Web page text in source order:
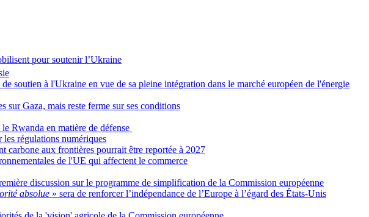
pour soutenir l’Ukraine
soutien à l'Ukraine en vue de sa pleine intégration dans le marché européen de l'énergie
sur Gaza, mais reste ferme sur ses conditions
Rwanda en matière de défense
régulations numériques
carbone aux frontières pourrait être reportée à 2027
de l'UE qui affectent le commerce
discussion sur le programme de simplification de la Commission européenne
absolue » sera de renforcer l’indépendance de l’Europe à l’égard des États-Unis